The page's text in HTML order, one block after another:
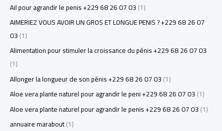
Ail pour agrandir le penis +229 68 26 07 03(1)
AIMERIEZ VOUS AVOIR UN GROS ET LONGUE PENIS ? +229 68 26 07
03(1)
Alimentation pour stimuler la croissance du pénis +229 68 26 07 03
(1)
Allonger la longueur de son pénis +229 68 26 07 03(1)
Aloe vera plante naturel pour agrandir le peni +229 68 26 07 03(1)
Aloe vera plante naturel pour agrandir le penis +229 68 26 07 03(1)
annuaire marabout(1)